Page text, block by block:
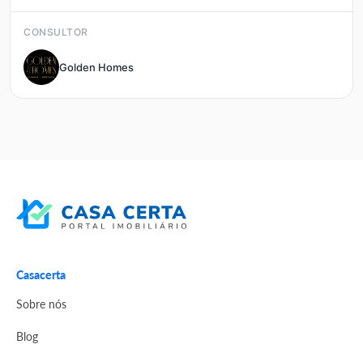
CONSULTOR
Golden Homes
Casacerta
Sobre nós
Blog